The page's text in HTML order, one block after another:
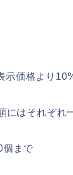
価格より
はそれぞれ
個まで